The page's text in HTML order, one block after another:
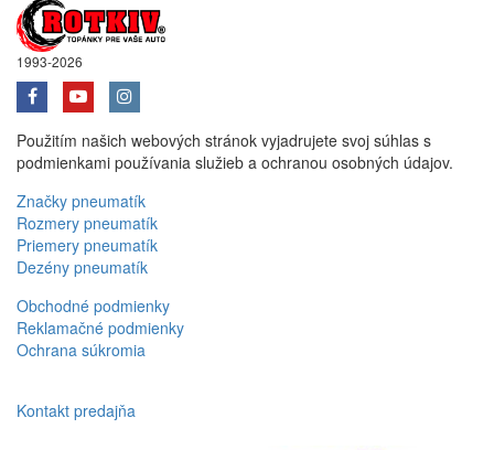
1993-2026
Použitím našich webových stránok vyjadrujete svoj súhlas s
podmienkami používania služieb a ochranou osobných údajov.
Značky pneumatík
Rozmery pneumatík
Priemery pneumatík
Dezény pneumatík
Obchodné podmienky
Reklamačné podmienky
Ochrana súkromia
Kontakt predajňa